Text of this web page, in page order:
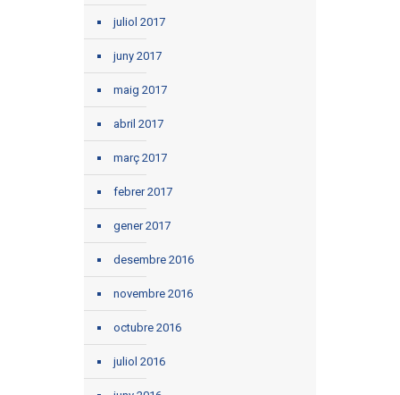
juliol 2017
juny 2017
maig 2017
abril 2017
març 2017
febrer 2017
gener 2017
desembre 2016
novembre 2016
octubre 2016
juliol 2016